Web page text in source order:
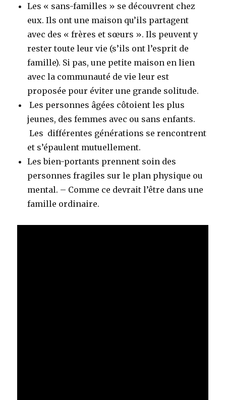
Les « sans-familles » se découvrent chez
eux. Ils ont une maison qu’ils partagent
avec des « frères et sœurs ». Ils peuvent y
rester toute leur vie (s’ils ont l’esprit de
famille). Si pas, une petite maison en lien
avec la communauté de vie leur est
proposée pour éviter une grande solitude.
Les personnes âgées côtoient les plus
jeunes, des femmes avec ou sans enfants.
Les différentes générations se rencontrent
et s’épaulent mutuellement.
Les bien-portants prennent soin des
personnes fragiles sur le plan physique ou
mental. – Comme ce devrait l’être dans une
famille ordinaire.